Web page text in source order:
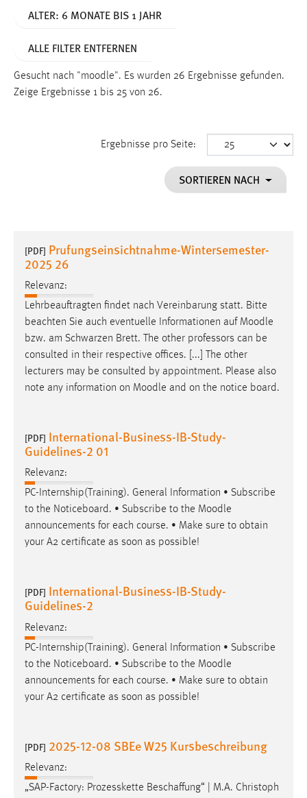
ALTER: 6 MONATE BIS 1 JAHR
ALLE FILTER ENTFERNEN
Gesucht nach "moodle". Es wurden 26 Ergebnisse gefunden.
Zeige Ergebnisse 1 bis 25 von 26.
Ergebnisse pro Seite:
SORTIEREN NACH
[PDF] Prufungseinsichtnahme-Wintersemester-
2025 26
Relevanz:
Lehrbeauftragten findet nach Vereinbarung statt. Bitte
beachten Sie auch eventuelle Informationen auf Moodle
bzw. am Schwarzen Brett. The other professors can be
consulted in their respective offices. [...] The other
lecturers may be consulted by appointment. Please also
note any information on Moodle and on the notice board.
[PDF] International-Business-IB-Study-
Guidelines-2 01
Relevanz:
PC-Internship(Training). General Information • Subscribe
to the Noticeboard. • Subscribe to the Moodle
announcements for each course. • Make sure to obtain
your A2 certificate as soon as possible!
[PDF] International-Business-IB-Study-
Guidelines-2
Relevanz:
PC-Internship(Training). General Information • Subscribe
to the Noticeboard. • Subscribe to the Moodle
announcements for each course. • Make sure to obtain
your A2 certificate as soon as possible!
[PDF] 2025-12-08 SBEe W25 Kursbeschreibung
Relevanz:
„SAP-Factory: Prozesskette Beschaffung“ | M.A. Christoph
Funktionen und sind für die einwandfreie Funktion der
Name:
Dieser Cookie speichert die ausgewählten Einverständnis-
Performance
Name:
staticfilecache
Zweck:
Für performante Seitenauslieferung wird in diesem Cookie
gespeichert, ob man eingeloggt ist.
Sprachpräferenz
Zweck:
Cookie Laufzeit:
Chat
chat-frame-style-5e9dbeb1811c0446
Zweck:
Wird benötigt um die Chatfunktion nutzen zu können.
Cookie Laufzeit:
MibewSessionID, mibew-chat-frame-style-
5e9dbeb1811c0446 = Sitzungslaufzeit, mibew_locale = 3
Login
fe_user, be_user, be_lastLoginProvider